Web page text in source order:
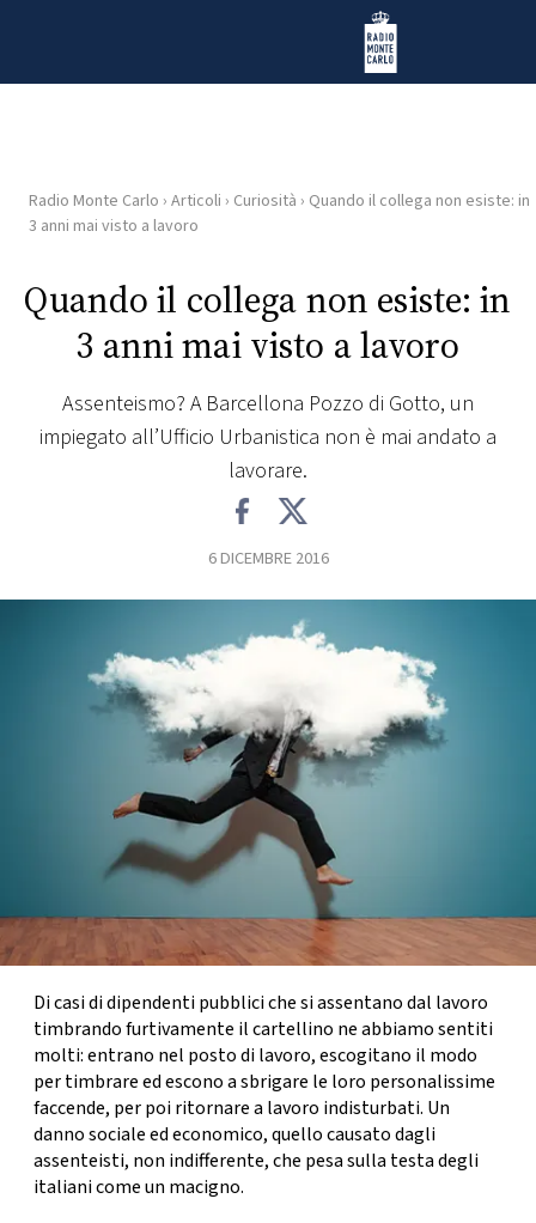
Radio Monte Carlo
HOME
RADIO
WEB
PLAYLIST
CONCORSI
PRINCIPATO
DI
RMC
CONSIGLIA
Radio Monte Carlo › Articoli › Curiosità › Quando il collega non esiste: in
3 anni mai visto a lavoro
Quando il collega non esiste: in
3 anni mai visto a lavoro
Assenteismo? A Barcellona Pozzo di Gotto, un
impiegato all’Ufficio Urbanistica non è mai andato a
lavorare.
6 DICEMBRE 2016
Di casi di dipendenti pubblici che si assentano dal lavoro
timbrando furtivamente il cartellino ne abbiamo sentiti
molti: entrano nel posto di lavoro, escogitano il modo
per timbrare ed escono a sbrigare le loro personalissime
faccende, per poi ritornare a lavoro indisturbati. Un
danno sociale ed economico, quello causato dagli
assenteisti, non indifferente, che pesa sulla testa degli
italiani come un macigno.